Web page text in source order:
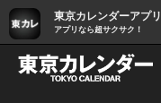
東京カレンダーアプリ
アプリなら超サクサク！